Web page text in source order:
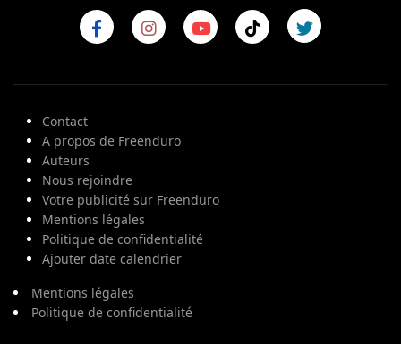
Contact
A propos de Freenduro
Auteurs
Nous rejoindre
Votre publicité sur Freenduro
Mentions légales
Politique de confidentialité
Ajouter date calendrier
Mentions légales
Politique de confidentialité